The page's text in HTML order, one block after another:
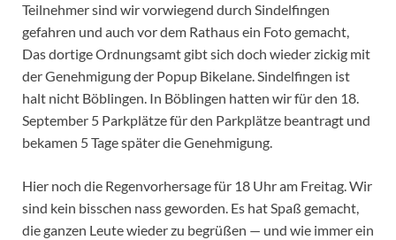
Teilnehmer sind wir vorwiegend durch Sindelfingen
gefahren und auch vor dem Rathaus ein Foto gemacht,
Das dortige Ordnungsamt gibt sich doch wieder zickig mit
der Genehmigung der Popup Bikelane. Sindelfingen ist
halt nicht Böblingen. In Böblingen hatten wir für den 18.
September 5 Parkplätze für den Parkplätze beantragt und
bekamen 5 Tage später die Genehmigung.
Hier noch die Regenvorhersage für 18 Uhr am Freitag. Wir
sind kein bisschen nass geworden. Es hat Spaß gemacht,
die ganzen Leute wieder zu begrüßen — und wie immer ein